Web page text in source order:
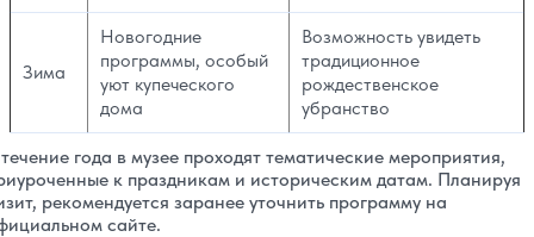
Зима
Новогодние
программы, особый
уют купеческого
дома
Возможность увидеть
традиционное
рождественское
убранство
года в музее проходят тематические мероприятия,
к праздникам и историческим датам. Планируя
рекомендуется заранее уточнить программу на
сайте.